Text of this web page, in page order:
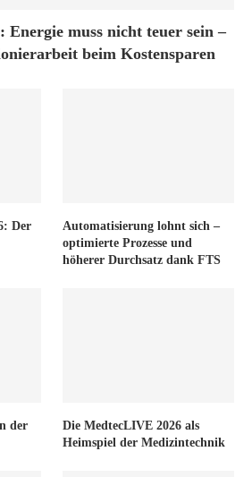
Energie muss nicht teuer sein –
beim Kostensparen
Der
Automatisierung lohnt sich –
optimierte Prozesse und
höherer Durchsatz dank FTS
der
Die MedtecLIVE 2026 als
Heimspiel der Medizintechnik